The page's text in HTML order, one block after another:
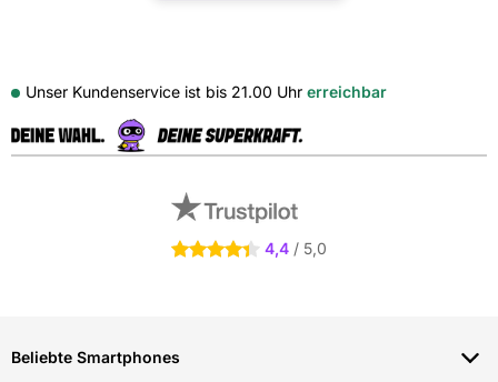
Unser Kundenservice ist bis 21.00 Uhr erreichbar
4.4 Sterne 4,4 / 5,0
Beliebte Smartphones